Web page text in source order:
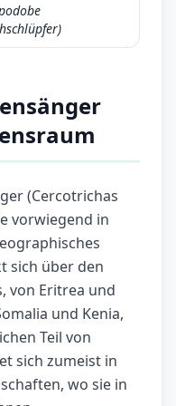
(Cercotrichas
vorwiegend in
sich über den
von Eritrea und
und Kenia,
Teil von
sich zumeist in
wo sie in